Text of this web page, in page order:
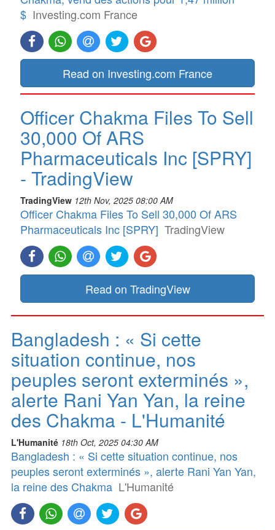
$ Investing.com France
Read on Investing.com France
Officer Chakma Files To Sell
30,000 Of ARS
Pharmaceuticals Inc [SPRY]
- TradingView
TradingView 12th Nov, 2025 08:00 AM
Officer Chakma Files To Sell 30,000 Of ARS
Pharmaceuticals Inc [SPRY] TradingView
Read on TradingView
Bangladesh : « Si cette
situation continue, nos
peuples seront exterminés »,
alerte Rani Yan Yan, la reine
des Chakma - L'Humanité
L'Humanité 18th Oct, 2025 04:30 AM
Bangladesh : « Si cette situation continue, nos
peuples seront exterminés », alerte Rani Yan Yan,
la reine des Chakma L'Humanité